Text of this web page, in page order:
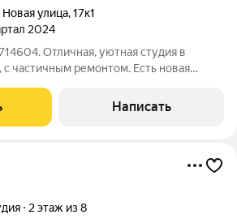
Новая улица,17к1
2024
Отличная, уютная студия в
частичным ремонтом. Есть новая
же большой панорамный балкон, что
в комнату.
Написать
2 этаж из 8